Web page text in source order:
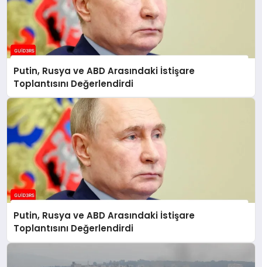
Putin, Rusya ve ABD Arasındaki İstişare
Toplantısını Değerlendirdi
Putin, Rusya ve ABD Arasındaki İstişare
Toplantısını Değerlendirdi